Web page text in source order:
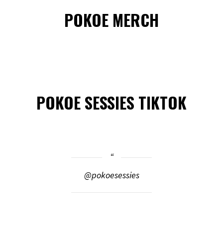
POKOE MERCH
POKOE SESSIES TIKTOK
@pokoesessies